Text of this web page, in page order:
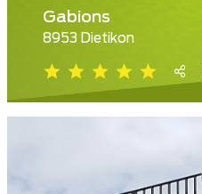
Gabions
8953 Dietikon